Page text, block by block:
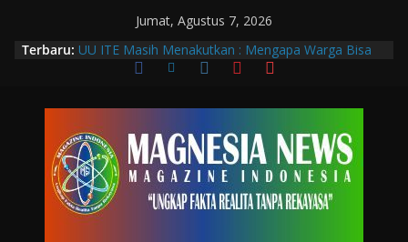
Jumat, Agustus 7, 2026
Terbaru: UU ITE Masih Menakutkan : Mengapa Warga Bisa
Dipidana Hanya karena Bicara?
Momentum Penguatan Profesi dan Transformasi
Digital
Wakil Wali Kota Bandung Hadiri Muscab VIII PTGMI
Kota Bandung, Dorong Penguatan Kompetensi
Terapis Gigi dan Mulut
Langkah Awal Deteksi Dini Penyakit, Kenali Peran
Tenaga Teknologi Laboratorium Medik